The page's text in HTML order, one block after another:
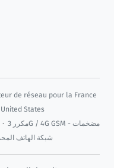
de réseau pour la France
States
· مكرر 3G / 4G GSM - مضخمات
شبكة الهاتف